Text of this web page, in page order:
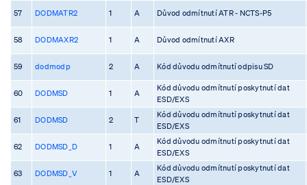
57 DODMATR2 1 A Důvod odmítnutí ATR - NCTS-P5
58 DODMAXR2 1 A Důvod odmítnutí AXR
59 dodmodp 2 A Kód důvodu odmítnutí odpisu SD
60 DODMSD 1 A
Kód důvodu odmítnutí poskytnutí dat
ESD/EXS
61 DODMSD 2 T
Kód důvodu odmítnutí poskytnutí dat
ESD/EXS
62 DODMSD_D 1 A
Kód důvodu odmítnutí poskytnutí dat
ESD/EXS
63 DODMSD_V 1 A
Kód důvodu odmítnutí poskytnutí dat
ESD/EXS